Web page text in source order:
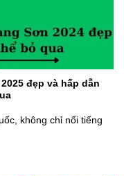
đẹp và hấp dẫn
không chỉ nổi tiếng